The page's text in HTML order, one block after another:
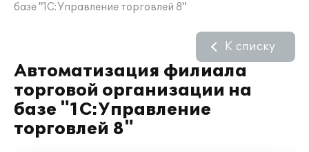
базе "1С:Управление торговлей 8"
Автоматизация филиала
торговой организации на
базе "1С:Управление
торговлей 8"
К списку